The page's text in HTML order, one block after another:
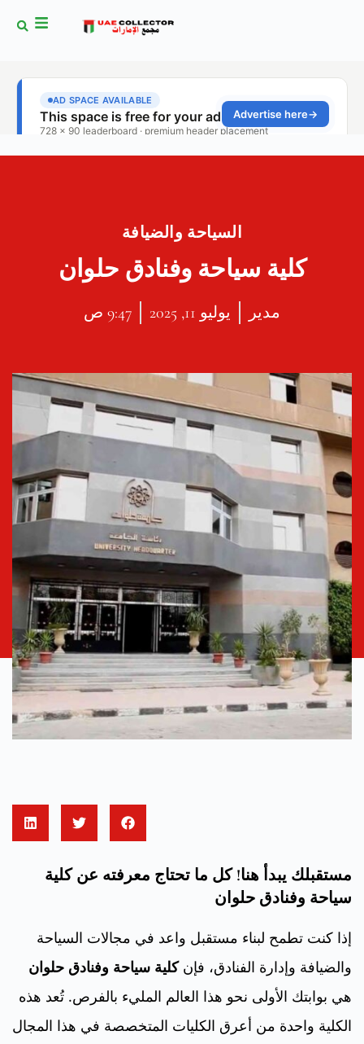
السياحة والضيافة
كلية سياحة وفنادق حلوان
مدير يوليو 11, 2025 9:47 ص
مستقبلك يبدأ هنا! كل ما تحتاج معرفته عن كلية
سياحة وفنادق حلوان
إذا كنت تطمح لبناء مستقبل واعد في مجالات السياحة
والضيافة وإدارة الفنادق، فإنكلية سياحة وفنادق حلوان
هي بوابتك الأولى نحو هذا العالم المليء بالفرص. تُعد هذه
الكلية واحدة من أعرق الكليات المتخصصة في هذا المجال